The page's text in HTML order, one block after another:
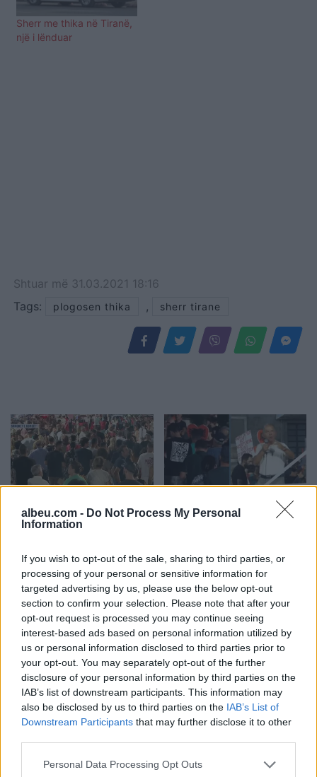
albeu.com - Do Not Process My Personal
Information
If you wish to opt-out of the sale, sharing to third parties, or
processing of your personal or sensitive information for
targeted advertising by us, please use the below opt-out
section to confirm your selection. Please note that after your
opt-out request is processed you may continue seeing
interest-based ads based on personal information utilized by
us or personal information disclosed to third parties prior to
your opt-out. You may separately opt-out of the further
disclosure of your personal information by third parties on the
IAB’s list of downstream participants. This information may
also be disclosed by us to third parties on the IAB’s List of
Downstream Participants that may further disclose it to other
Personal Data Processing Opt Outs
Sherr me thika në Tiranë,
një i lënduar
Shtuar më 31.03.2021 18:16
Tags:
plogosen thika , sherr tirane
Mbyllen fjalimet para
Kryeministrisë,
në akset kryesore të
Tiranës
Sazan Guri bën thirrje për
Rezistenca të vazhdojë
Pas tërmetit 7.4 ballë në
Kolumbi, liderët botërorë
premtojnë ndihmë: “Do të
mobilizohemi sa herë të
Ilir Xhemalaj prezanton
vizionin për “Shqipërinë e
Re”: Ligji duhet të jetë i
barabartë dhe shteti t’u